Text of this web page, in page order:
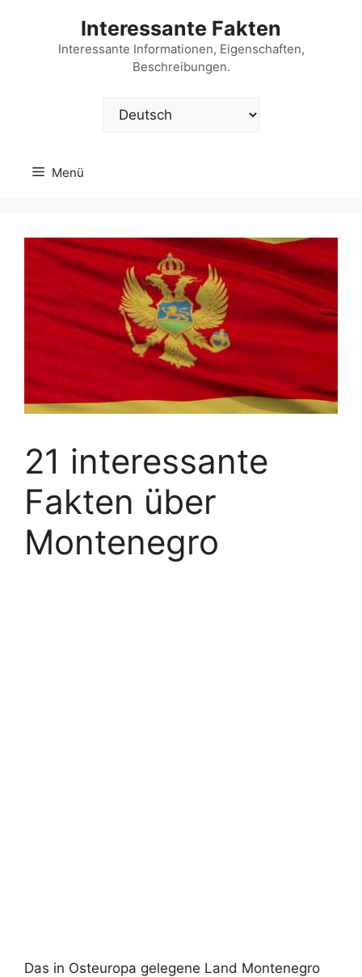
Interessante Fakten
Interessante Informationen, Eigenschaften,
Beschreibungen.
Sprache
auswählen
Menü
21 interessante
Fakten über
Montenegro
Das in Osteuropa gelegene Land Montenegro